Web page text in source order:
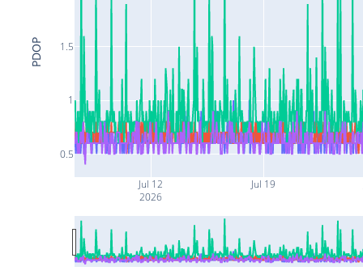
Jul 12
2026
Jul 19
0.5
1
1.5
PDOP